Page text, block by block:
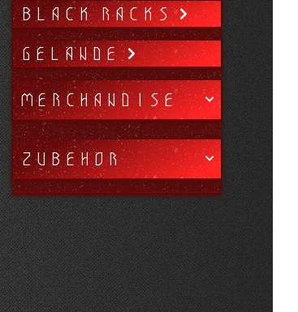
BLACK RACKS
GELÄNDE
MERCHANDISE
ZUBEHÖR